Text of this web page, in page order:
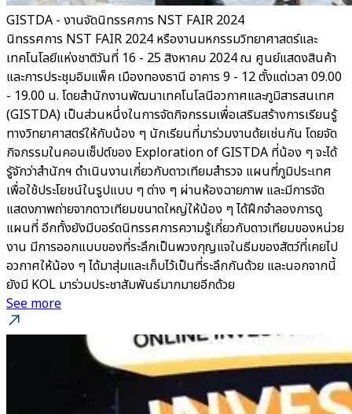
GISTDA - งานจัดนิทรรศการ NST FAIR 2024
นิทรรศการ NST FAIR 2024 หรืองานมหกรรมวิทยาศาสตร์และ
เทคโนโลยีแห่งชาติวันที่ 16 - 25 สิงหาคม 2024 ณ ศูนย์แสดงสินค้า
และการประชุมอิมแพ็ค เมืองทองธานี อาคาร 9 - 12 ตั้งแต่เวลา 09.00
- 19.00 น. โดยสำนักงานพัฒนาเทคโนโลนีอวกาศและภูมิสารสนเทศ
(GISTDA) เป็นส่วนหนึ่งในการจัดกิจกรรมเพื่อเสริมสร้างการเรียนรู้
ทางวิทยาศาสตร์ให้กับน้อง ๆ นักเรียนที่มาร่วมงานด้ยเช่นกัน โดยจัด
กิจกรรมในคอนเซ็ปต์ของ Exploration of GISTDA ที่น้อง ๆ จะได้
รูัจักว่าสำนักฯ ดำเนินงานเกี่ยวกับดาวเทียมสำรวจ แผนที่ภูมิประเทศ
เพื่อใช้ประโยชน์ในรูปแบบ ๆ ต่าง ๆ ผ่านห้องฉายภาพ และมีการจัด
แสดงภาพถ่ายจากดาวเทียมขนาดใหญ่ให้น้อง ๆ ได้ฝึกจำลองการดู
แผนที่ อีกทั้งยังมีบอร์ดนิทรรศการความรู้เกี่ยวกับดาวเทียมของหน่วย
งาน มีการออกแบบของที่ระลึกเป็นพวงกุญแจในธีมของสัตว์ที่เคยไป
อวกาศให้น้อง ๆ ได้มาสุ่มและเก็บไว้เป็นที่ระลึกกันด้วย และนอกจากนี้
ยังมี KOL มาร่วมประชาสัมพันธ์มากมายอีกด้วย
See more